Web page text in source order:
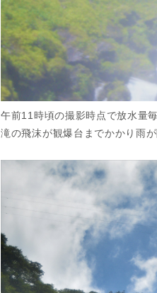
午前11時頃の撮影時点で放水量
滝の飛沫が観爆台までかかり雨